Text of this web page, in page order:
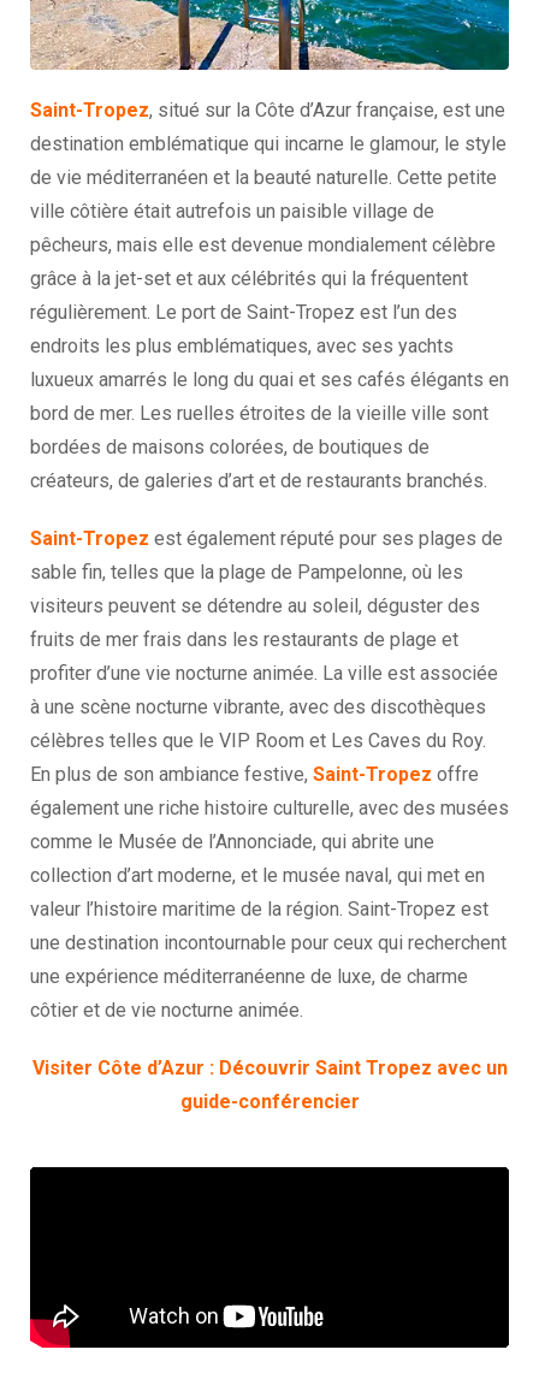
Saint-Tropez, situé sur la Côte d’Azur française, est une
destination emblématique qui incarne le glamour, le style
de vie méditerranéen et la beauté naturelle. Cette petite
ville côtière était autrefois un paisible village de
pêcheurs, mais elle est devenue mondialement célèbre
grâce à la jet-set et aux célébrités qui la fréquentent
régulièrement. Le port de Saint-Tropez est l’un des
endroits les plus emblématiques, avec ses yachts
luxueux amarrés le long du quai et ses cafés élégants en
bord de mer. Les ruelles étroites de la vieille ville sont
bordées de maisons colorées, de boutiques de
créateurs, de galeries d’art et de restaurants branchés.
Saint-Tropez est également réputé pour ses plages de
sable fin, telles que la plage de Pampelonne, où les
visiteurs peuvent se détendre au soleil, déguster des
fruits de mer frais dans les restaurants de plage et
profiter d’une vie nocturne animée. La ville est associée
à une scène nocturne vibrante, avec des discothèques
célèbres telles que le VIP Room et Les Caves du Roy.
En plus de son ambiance festive, Saint-Tropez offre
également une riche histoire culturelle, avec des musées
comme le Musée de l’Annonciade, qui abrite une
collection d’art moderne, et le musée naval, qui met en
valeur l’histoire maritime de la région. Saint-Tropez est
une destination incontournable pour ceux qui recherchent
une expérience méditerranéenne de luxe, de charme
côtier et de vie nocturne animée.
Visiter Côte d’Azur : Découvrir Saint Tropez avec un
guide-conférencier